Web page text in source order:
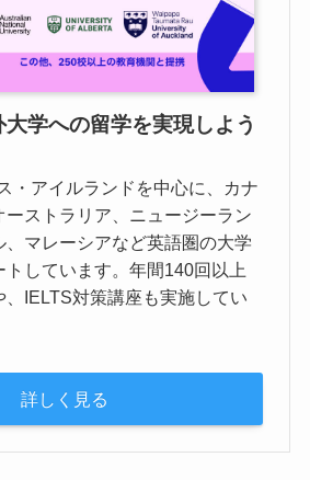
学への留学を実現しよう
・アイルランドを中心に、カナ
ーストラリア、ニュージーラン
、マレーシアなど英語圏の大学
しています。年間140回以上
IELTS対策講座も実施してい
詳しく見る